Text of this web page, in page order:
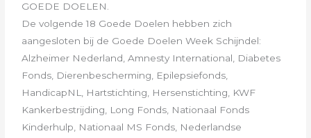
GOEDE DOELEN.
De volgende 18 Goede Doelen hebben zich
aangesloten bij de Goede Doelen Week Schijndel:
Alzheimer Nederland, Amnesty International, Diabetes
Fonds, Dierenbescherming, Epilepsiefonds,
HandicapNL, Hartstichting, Hersenstichting, KWF
Kankerbestrijding, Long Fonds, Nationaal Fonds
Kinderhulp, Nationaal MS Fonds, Nederlandse